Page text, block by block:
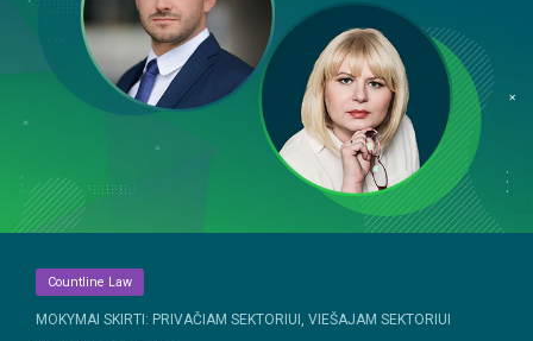
Countline Law
MOKYMAI SKIRTI: PRIVAČIAM SEKTORIUI, VIEŠAJAM SEKTORIUI